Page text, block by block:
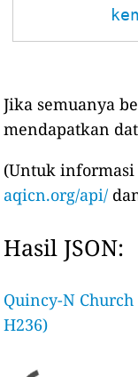
Jika semuanya
mendapatkan
(Untuk
aqicn.org/api/
Hasil JSON:
Quincy-N
H236)